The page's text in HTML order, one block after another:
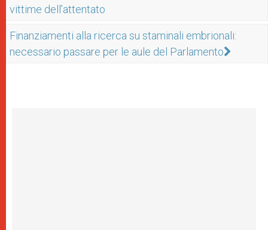
vittime dell’attentato
Finanziamenti alla ricerca su staminali embrionali:
necessario passare per le aule del Parlamento